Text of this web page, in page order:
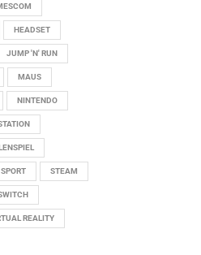
HEADSET
JUMP 'N' RUN
MAUS
NINTENDO
SPORT STEAM
REALITY